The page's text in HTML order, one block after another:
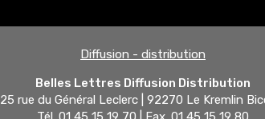
Diffusion - distribution
Belles Lettres Diffusion Distribution
25 rue du Général Leclerc | 92270 Le Kremlin